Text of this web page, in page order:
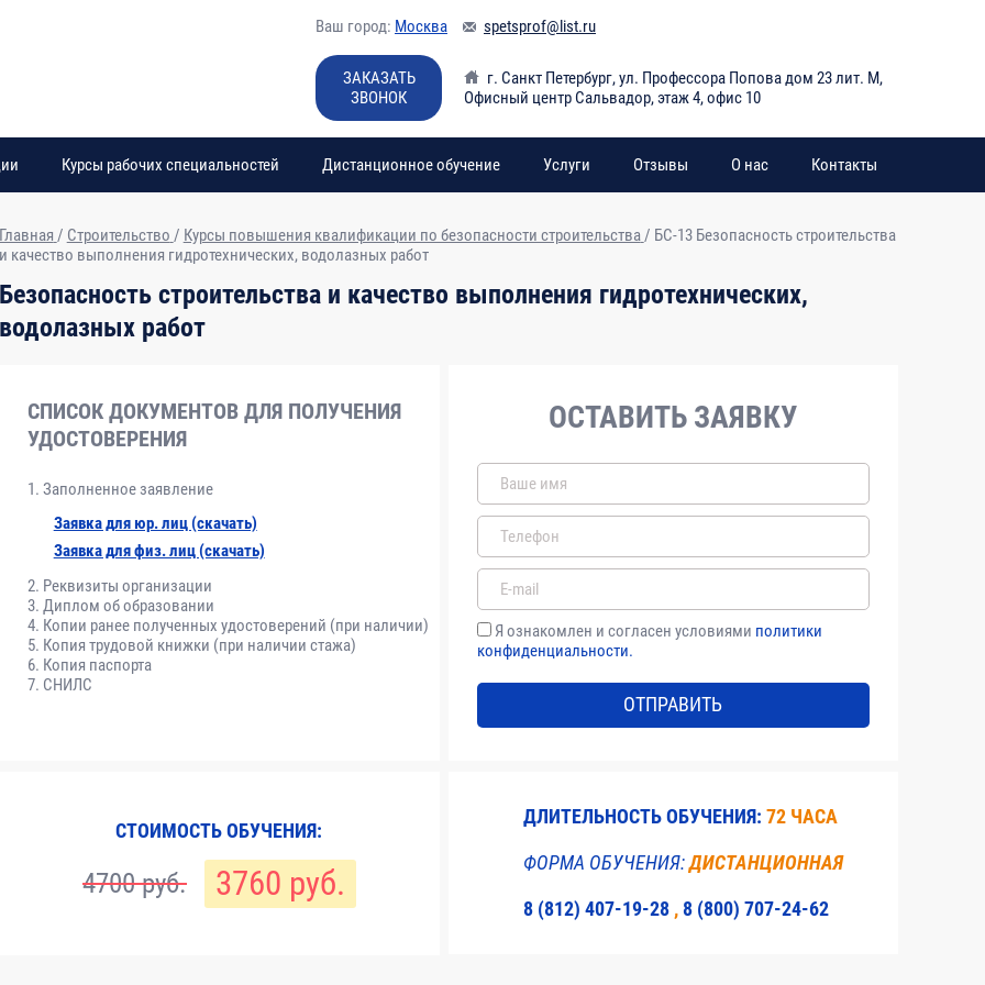
Ваш город: Москва spetsprof@list.ru
ЗАКАЗАТЬ
ЗВОНОК
г. Санкт Петербург,ул. Профессора Попова дом 23 лит. М,
Офисный центр Сальвадор, этаж 4, офис 10
Курсы рабочих специальностей Дистанционное обучение Услуги Отзывы О нас Контакты
Главная / Строительство / Курсы повышения квалификации по безопасности строительства/ БС-13 Безопасность строительства
и качество выполнения гидротехнических, водолазных работ
Безопасность строительства и качество выполнения гидротехнических,
водолазных работ
СПИСОК ДОКУМЕНТОВ ДЛЯ ПОЛУЧЕНИЯ
УДОСТОВЕРЕНИЯ
Заполненное заявление
Заявка для юр. лиц (скачать)
Заявка для физ. лиц (скачать)
Реквизиты организации
Диплом об образовании
Копии ранее полученных удостоверений (при наличии)
Копия трудовой книжки (при наличии стажа)
Копия паспорта
СНИЛС
ОСТАВИТЬ ЗАЯВКУ
Я ознакомлен и согласен условиями политики
конфиденциальности.
ОТПРАВИТЬ
СТОИМОСТЬ ОБУЧЕНИЯ:
4700 руб. 3760 руб.
ДЛИТЕЛЬНОСТЬ ОБУЧЕНИЯ: 72 ЧАСА
ФОРМА ОБУЧЕНИЯ:ДИСТАНЦИОННАЯ
8 (812) 407-19-28, 8 (800) 707-24-62
контроля
5
обеспечение строительства.
Расчет учебного времени по модулям, разделам и
темам определяется учебным заведением совместно с
Заказчиком
самостоятельно.
деятельности
и безопасность строительного
процессов.